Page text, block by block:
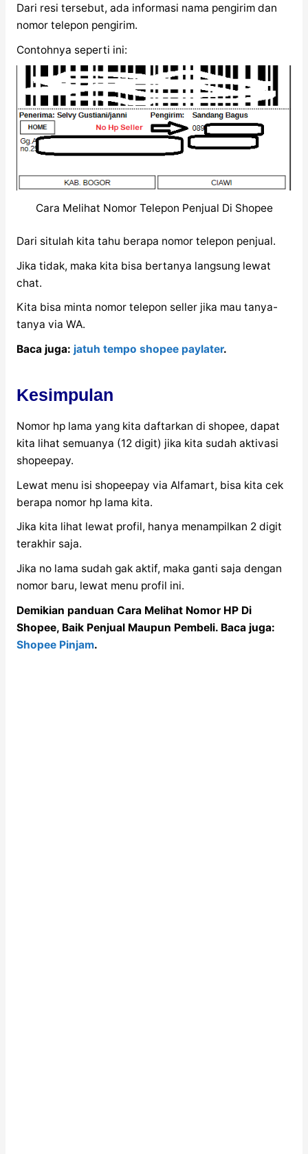
Dari resi tersebut, ada informasi nama pengirim dan
nomor telepon pengirim.
Contohnya seperti ini:
Cara Melihat Nomor Telepon Penjual Di Shopee
Dari situlah kita tahu berapa nomor telepon penjual.
Jika tidak, maka kita bisa bertanya langsung lewat
chat.
Kita bisa minta nomor telepon seller jika mau tanya-
tanya via WA.
Baca juga: jatuh tempo shopee paylater.
Kesimpulan
Nomor hp lama yang kita daftarkan di shopee, dapat
kita lihat semuanya (12 digit) jika kita sudah aktivasi
shopeepay.
Lewat menu isi shopeepay via Alfamart, bisa kita cek
berapa nomor hp lama kita.
Jika kita lihat lewat profil, hanya menampilkan 2 digit
terakhir saja.
Jika no lama sudah gak aktif, maka ganti saja dengan
nomor baru, lewat menu profil ini.
Demikian panduan Cara Melihat Nomor HP Di
Shopee, Baik Penjual Maupun Pembeli. Baca juga:
Shopee Pinjam.